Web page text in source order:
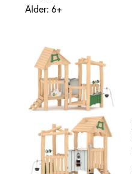
Alder: 6+